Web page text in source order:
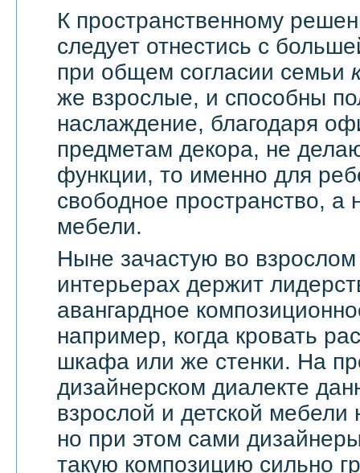
К пространственному
следует отнестись с
при общем согласии семьи
же взрослые, и способны
наслаждение, благодаря
предметам декора, не
функции, то именно для
свободное пространство, а
мебели.
Ныне зачастую во
интерьерах держит
авангардное
например, когда кровать
шкафа или же стенки. На
дизайнерском диалекте
взрослой и детской
но при этом сами
такую композицию сильно